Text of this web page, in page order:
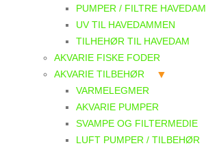
PUMPER / FILTRE HAVEDAM
UV TIL HAVEDAMMEN
TILHEHØR TIL HAVEDAM
AKVARIE FISKE FODER
AKVARIE TILBEHØR
VARMELEGMER
AKVARIE PUMPER
SVAMPE OG FILTERMEDIE
LUFT PUMPER / TILBEHØR